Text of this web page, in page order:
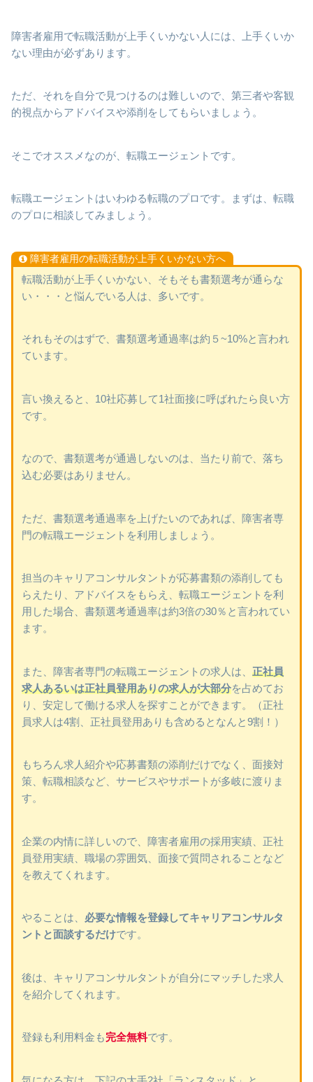
障害者雇用で転職活動が上手くいかない人には、上手くいか
ない理由が必ずあります。
ただ、それを自分で見つけるのは難しいので、第三者や客観
的視点からアドバイスや添削をしてもらいましょう。
そこでオススメなのが、転職エージェントです。
転職エージェントはいわゆる転職のプロです。まずは、転職
のプロに相談してみましょう。
障害者雇用の転職活動が上手くいかない方へ
転職活動が上手くいかない、そもそも書類選考が通らな
い・・・と悩んでいる人は、多いです。
それもそのはずで、書類選考通過率は約５~10%と言われ
ています。
言い換えると、10社応募して1社面接に呼ばれたら良い方
です。
なので、書類選考が通過しないのは、当たり前で、落ち
込む必要はありません。
ただ、書類選考通過率を上げたいのであれば、障害者専
門の転職エージェントを利用しましょう。
担当のキャリアコンサルタントが応募書類の添削しても
らえたり、アドバイスをもらえ、転職エージェントを利
用した場合、書類選考通過率は約3倍の30％と言われてい
ます。
また、障害者専門の転職エージェントの求人は、 正社員
求人あるいは正社員登用ありの求人が大部分を占めてお
り、安定して働ける求人を探すことができます。（正社
員求人は4割、正社員登用ありも含めるとなんと9割！）
もちろん求人紹介や応募書類の添削だけでなく、面接対
策、転職相談など、サービスやサポートが多岐に渡りま
す。
企業の内情に詳しいので、障害者雇用の採用実績、正社
員登用実績、職場の雰囲気、面接で質問されることなど
を教えてくれます。
やることは、 必要な情報を登録してキャリアコンサルタ
ントと面談するだけです。
後は、キャリアコンサルタントが自分にマッチした求人
を紹介してくれます。
登録も利用料金も完全無料です。